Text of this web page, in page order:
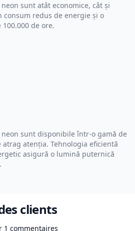
sunt atât economice, cât și
consum redus de energie și o
de ore.
neon sunt disponibile într-o gamă de
atenția. Tehnologia eficientă
asigură o lumină puternică
clients
1 commentaires